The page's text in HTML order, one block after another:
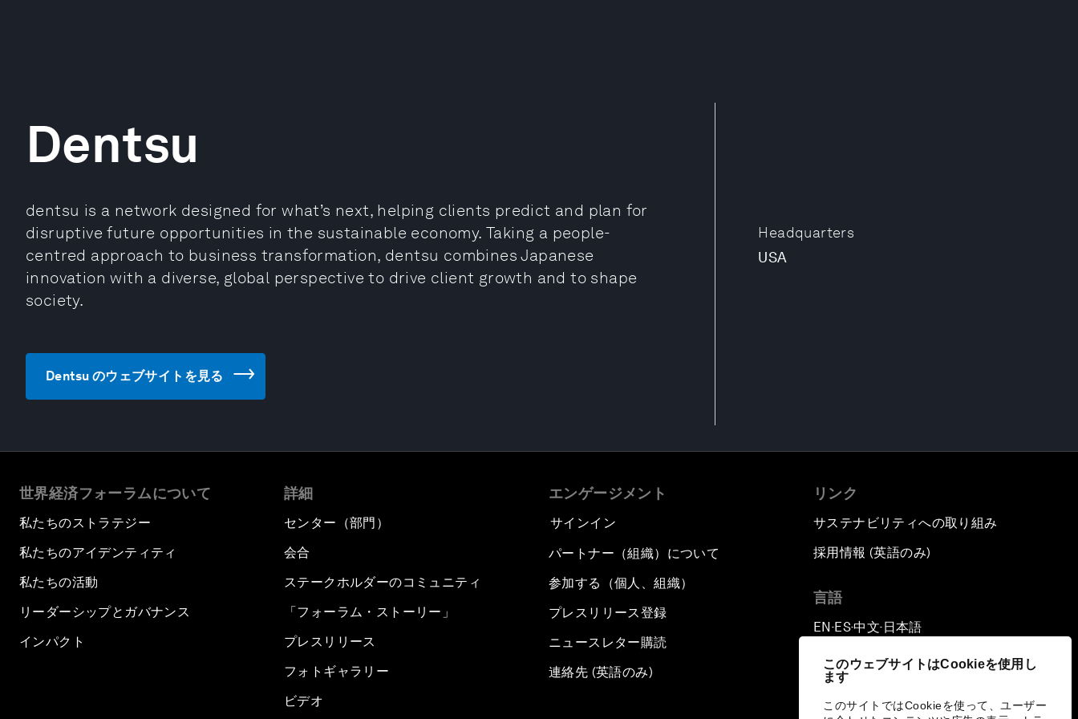
このウェブサイトはCookieを使用し
ます
このサイトではCookieを使って、ユーザー
Headquarters
USA
Dentsu
dentsu is a network designed for what’s next, helping clients predict and plan for
disruptive future opportunities in the sustainable economy. Taking a people-
centred approach to business transformation, dentsu combines Japanese
innovation with a diverse, global perspective to drive client growth and to shape
society.
Dentsu のウェブサイトを見る
世界経済フォーラムについて
私たちのストラテジー
私たちのアイデンティティ
私たちの活動
リーダーシップとガバナンス
インパクト
詳細
センター（部門）
会合
ステークホルダーのコミュニティ
「フォーラム・ストーリー」
プレスリリース
フォトギャラリー
ビデオ
エンゲージメント
サインイン
パートナー（組織）について
参加する（個人、組織）
プレスリリース登録
ニュースレター購読
連絡先 (英語のみ)
リンク
サステナビリティへの取り組み
採用情報 (英語のみ)
言語
EN ▪ES▪中文▪ 日本語